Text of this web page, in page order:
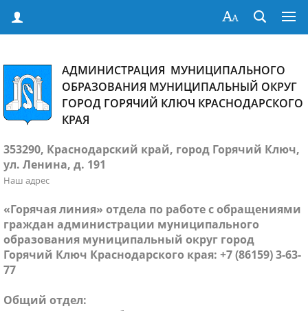
АДМИНИСТРАЦИЯ МУНИЦИПАЛЬНОГО
ОБРАЗОВАНИЯ МУНИЦИПАЛЬНЫЙ ОКРУГ
ГОРОД ГОРЯЧИЙ КЛЮЧ КРАСНОДАРСКОГО
КРАЯ
353290, Краснодарский край, город Горячий Ключ,
ул. Ленина, д. 191
Наш адрес
«Горячая линия» отдела по работе с обращениями
граждан администрации муниципального
образования муниципальный округ город
Горячий Ключ Краснодарского края: +7 (86159) 3-63-
77
Общий отдел: